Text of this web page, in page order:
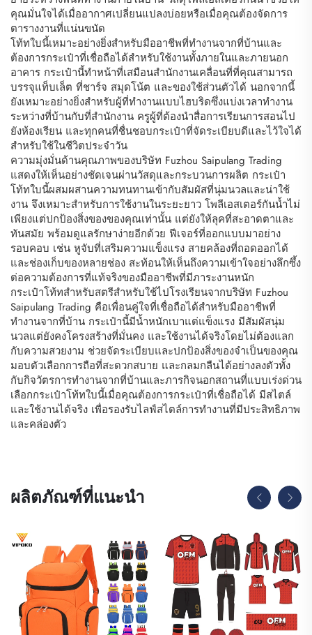
คุณมั่นใจได้เมื่ออากาศเปลี่ยนแปลงบ่อยหรือเมื่อคุณต้องจัดการ
ตารางงานที่แน่นขนัด
โท้ทใบนี้เหมาะอย่างยิ่งสำหรับมืออาชีพที่ทำงานจากที่บ้านและ
ต้องการกระเป๋าที่เชื่อถือได้สำหรับใช้งานทั้งภายในและภายนอก
อาคาร กระเป๋านี้ทำหน้าที่เสมือนสำนักงานเคลื่อนที่ที่คุณสามารถ
บรรจุแท็บเล็ต ที่ชาร์จ สมุดโน้ต และของใช้ส่วนตัวได้ นอกจากนี้
ยังเหมาะอย่างยิ่งสำหรับผู้ที่ทำงานแบบไฮบริดซึ่งแบ่งเวลาทำงาน
ระหว่างที่บ้านกับที่สำนักงาน ครูผู้ที่ต้องนำสื่อการเรียนการสอนไป
ยังห้องเรียน และทุกคนที่ชื่นชอบกระเป๋าที่จัดระเบียบดีและไว้ใจได้
สำหรับใช้ในชีวิตประจำวัน
ความมุ่งมั่นด้านคุณภาพของบริษัท Fuzhou Saipulang Trading
แสดงให้เห็นอย่างชัดเจนผ่านวัสดุและกระบวนการผลิต กระเป๋า
โท้ทใบนี้ผสมผสานความทนทานเข้ากับสัมผัสที่นุ่มนวลและน่าใช้
งาน จึงเหมาะสำหรับการใช้งานในระยะยาว โพลีเอสเตอร์กันน้ำไม่
เพียงแต่ปกป้องสิ่งของของคุณเท่านั้น แต่ยังให้ลุคที่สะอาดตาและ
ทันสมัย พร้อมดูแลรักษาง่ายอีกด้วย ฟีเจอร์ที่ออกแบบมาอย่าง
รอบคอบ เช่น หูจับที่เสริมความแข็งแรง สายคล้องที่ถอดออกได้
และช่องเก็บของหลายช่อง สะท้อนให้เห็นถึงความเข้าใจอย่างลึกซึ้ง
ต่อความต้องการที่แท้จริงของมืออาชีพที่มีภาระงานหนัก
กระเป๋าโท้ทสำหรับสตรีสำหรับใช้ไปโรงเรียนจากบริษัท Fuzhou
Saipulang Trading คือเพื่อนคู่ใจที่เชื่อถือได้สำหรับมืออาชีพที่
ทำงานจากที่บ้าน กระเป๋านี้มีน้ำหนักเบาแต่แข็งแรง มีสัมผัสนุ่ม
นวลแต่ยังคงโครงสร้างที่มั่นคง และใช้งานได้จริงโดยไม่ต้องแลก
กับความสวยงาม ช่วยจัดระเบียบและปกป้องสิ่งของจำเป็นของคุณ
มอบตัวเลือกการถือที่สะดวกสบาย และกลมกลืนได้อย่างลงตัวทั้ง
กับกิจวัตรการทำงานจากที่บ้านและภารกิจนอกสถานที่แบบเร่งด่วน
เลือกกระเป๋าโท้ทใบนี้เมื่อคุณต้องการกระเป๋าที่เชื่อถือได้ มีสไตล์
และใช้งานได้จริง เพื่อรองรับไลฟ์สไตล์การทำงานที่มีประสิทธิภาพ
และคล่องตัว
ผลิตภัณฑ์ที่แนะนำ